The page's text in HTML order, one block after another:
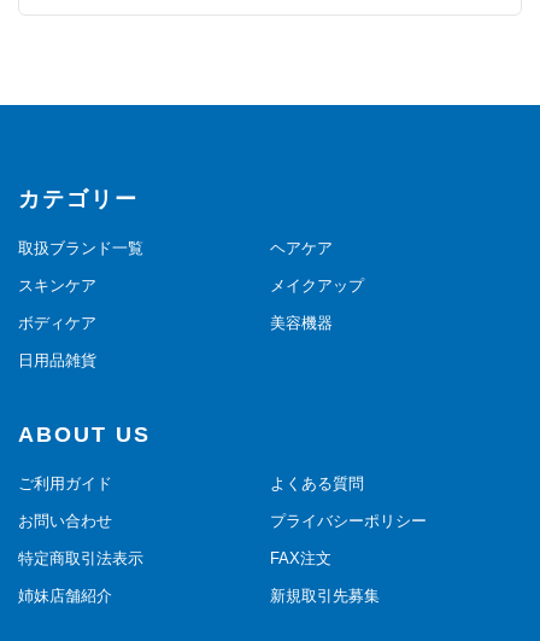
カテゴリー
取扱ブランド一覧 ヘアケア
スキンケア メイクアップ
ボディケア 美容機器
日用品雑貨
ABOUT US
ご利用ガイド よくある質問
お問い合わせ プライバシーポリシー
特定商取引法表示 FAX注文
姉妹店舗紹介 新規取引先募集